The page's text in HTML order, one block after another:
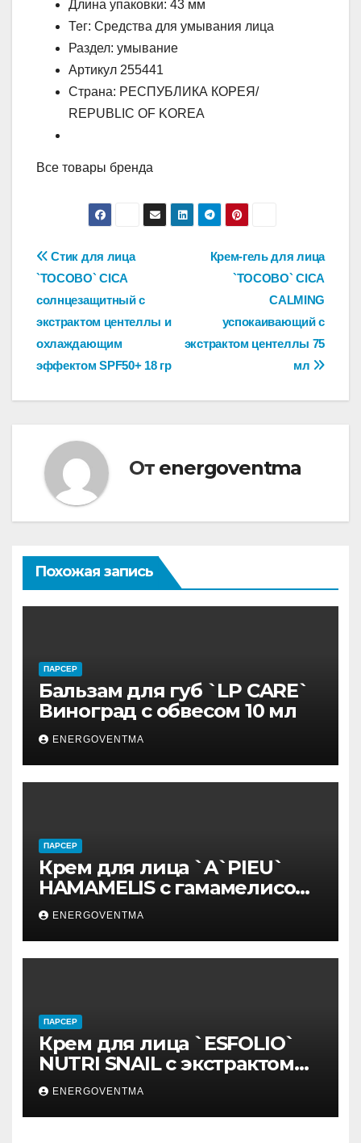
Длина упаковки: 43 мм
Тег: Средства для умывания лица
Раздел: умывание
Артикул 255441
Страна: РЕСПУБЛИКА КОРЕЯ/
REPUBLIC OF KOREA
Все товары бренда
Навигация
по
записям
Крем-гель для лица
`TOCOBO` CICA
CALMING
успокаивающий с
экстрактом центеллы 75
мл
Стик для лица
`TOCOBO` CICA
солнцезащитный с
экстрактом центеллы и
охлаждающим
эффектом SPF50+ 18 гр
От energoventma
Похожая запись
ПАРСЕР
Бальзам для губ `LP CARE`
Виноград с обвесом 10 мл
ENERGOVENTMA
ПАРСЕР
Крем для лица `A`PIEU`
HAMAMELIS с гамамелисом
50 мл
ENERGOVENTMA
ПАРСЕР
Крем для лица `ESFOLIO`
NUTRI SNAIL с экстрактом
муцина улитки 200 мл
ENERGOVENTMA